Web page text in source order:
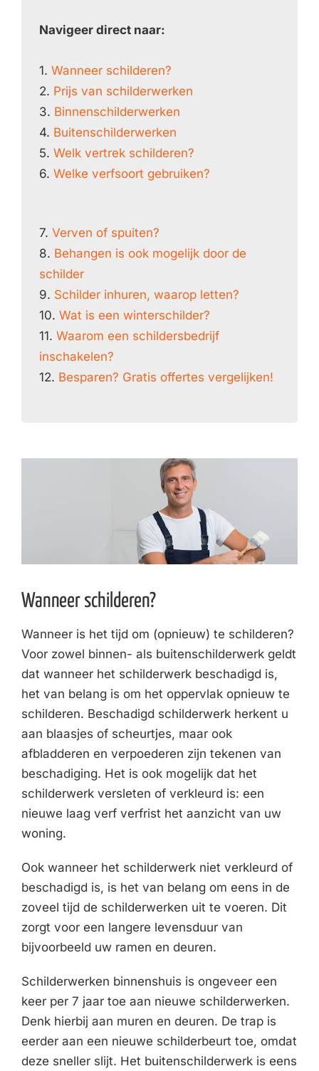
Navigeer direct naar:
1. Wanneer schilderen?
2. Prijs van schilderwerken
3. Binnenschilderwerken
4. Buitenschilderwerken
5. Welk vertrek schilderen?
6. Welke verfsoort gebruiken?
7. Verven of spuiten?
8. Behangen is ook mogelijk door de
schilder
9. Schilder inhuren, waarop letten?
10. Wat is een winterschilder?
11. Waarom een schildersbedrijf
inschakelen?
12. Besparen? Gratis offertes vergelijken!
Wanneer schilderen?
Wanneer is het tijd om (opnieuw) te schilderen?
Voor zowel binnen- als buitenschilderwerk geldt
dat wanneer het schilderwerk beschadigd is,
het van belang is om het oppervlak opnieuw te
schilderen. Beschadigd schilderwerk herkent u
aan blaasjes of scheurtjes, maar ook
afbladderen en verpoederen zijn tekenen van
beschadiging. Het is ook mogelijk dat het
schilderwerk versleten of verkleurd is: een
nieuwe laag verf verfrist het aanzicht van uw
woning.
Ook wanneer het schilderwerk niet verkleurd of
beschadigd is, is het van belang om eens in de
zoveel tijd de schilderwerken uit te voeren. Dit
zorgt voor een langere levensduur van
bijvoorbeeld uw ramen en deuren.
Schilderwerken binnenshuis is ongeveer een
keer per 7 jaar toe aan nieuwe schilderwerken.
Denk hierbij aan muren en deuren. De trap is
eerder aan een nieuwe schilderbeurt toe, omdat
deze sneller slijt. Het buitenschilderwerk is eens